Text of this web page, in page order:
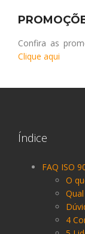
Confira as
Clique aqui
Índice
FAQ ISO
O
4